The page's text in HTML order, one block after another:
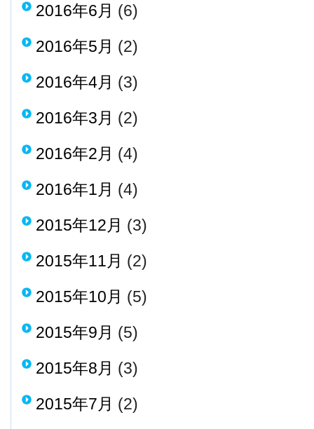
2016年6月 (6)
2016年5月 (2)
2016年4月 (3)
2016年3月 (2)
2016年2月 (4)
2016年1月 (4)
2015年12月 (3)
2015年11月 (2)
2015年10月 (5)
2015年9月 (5)
2015年8月 (3)
2015年7月 (2)